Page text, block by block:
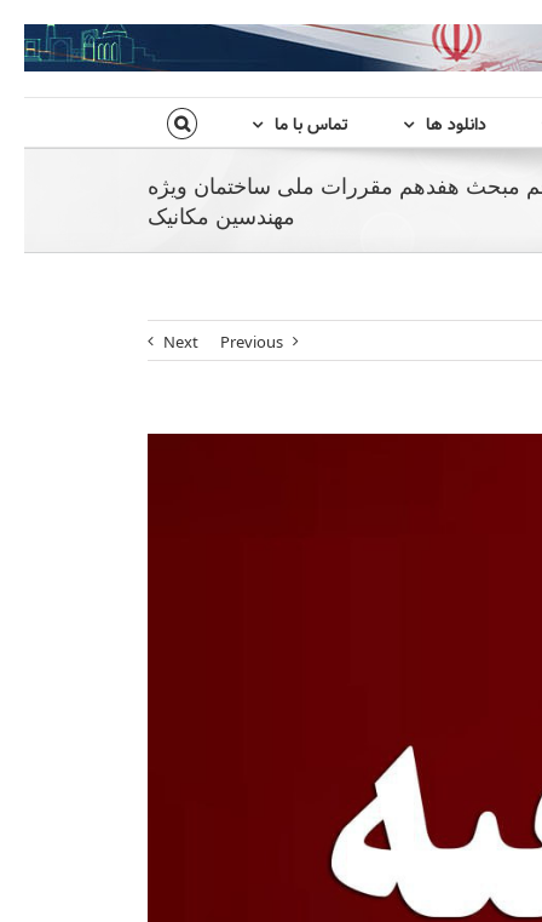
دانلود ها تماس با ما
مبحث هفدهم مقررات ملی ساختمان ویژه
مهندسین مکانیک
Previous
Next